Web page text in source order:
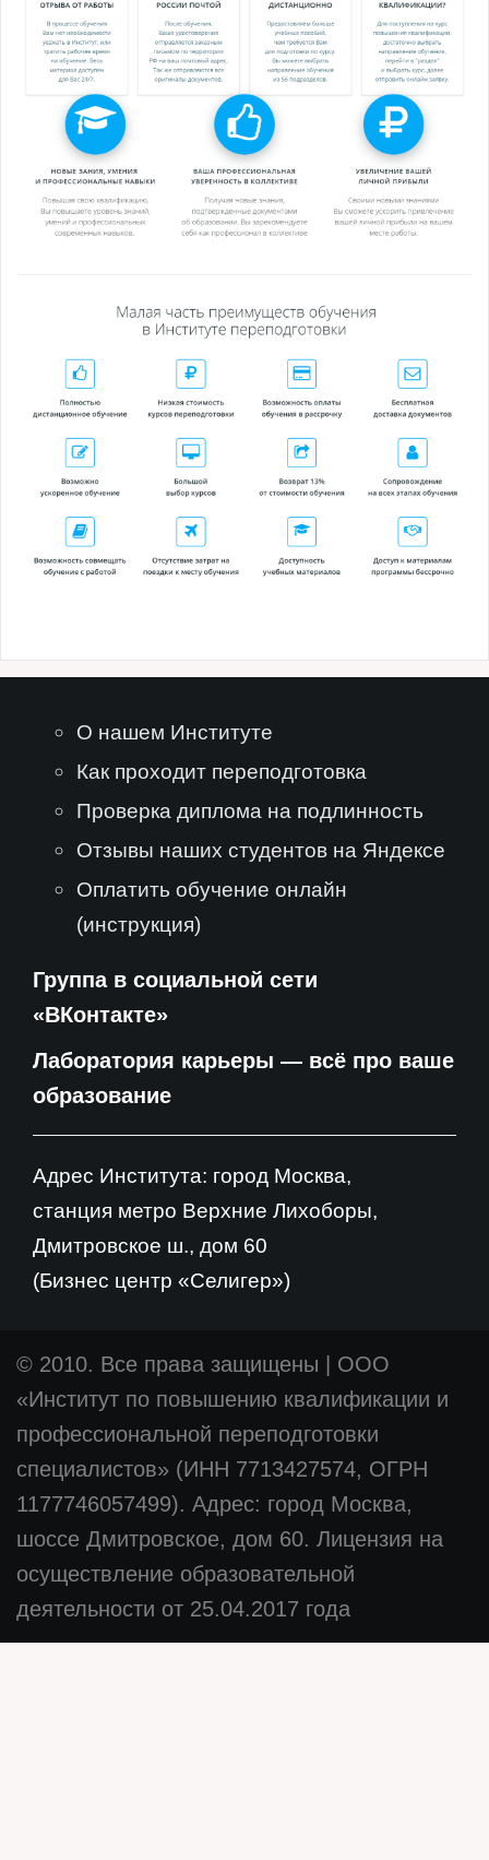
О нашем Институте
Как проходит переподготовка
Проверка диплома на подлинность
Отзывы наших студентов на Яндексе
Оплатить обучение онлайн
(инструкция)
Группа в социальной сети
«ВКонтакте»
Лаборатория карьеры — всё про ваше
образование
Адрес Института: город Москва,
станция метро Верхние Лихоборы,
Дмитровское ш., дом 60
(Бизнес центр «Селигер»)
© 2010. Все права защищены
ООО
«Институт по повышению квалификации и
профессиональной переподготовки
специалистов» (ИНН 7713427574, ОГРН
1177746057499). Адрес: город Москва,
шоссе Дмитровское, дом 60. Лицензия на
осуществление образовательной
деятельности от 25.04.2017 года